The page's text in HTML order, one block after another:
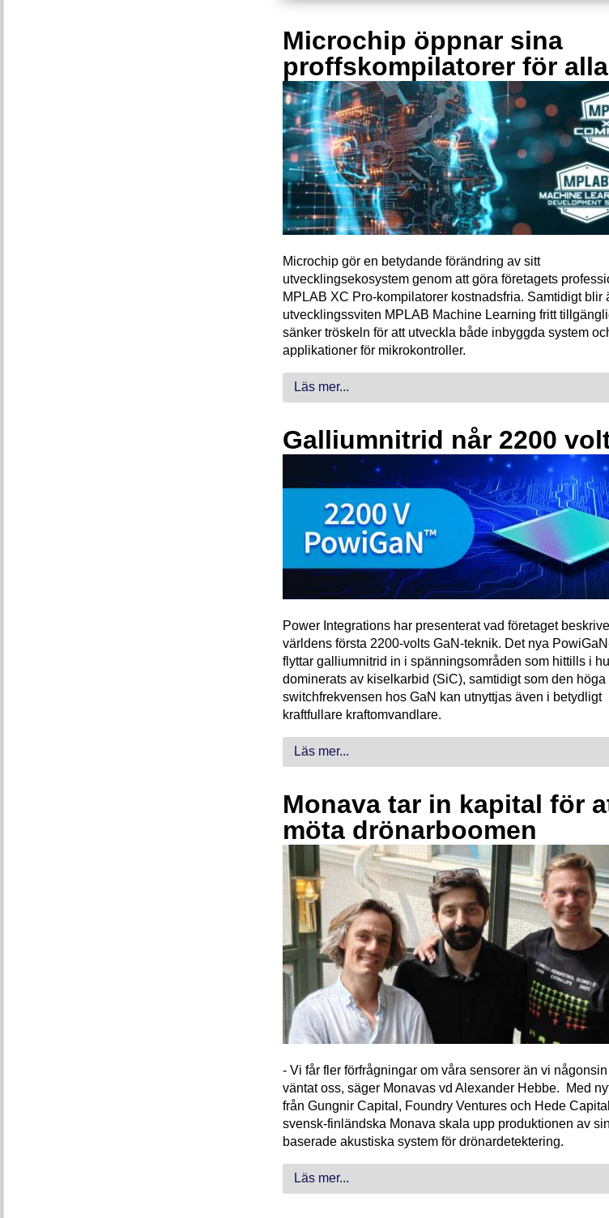
Microchip öppnar sina
proffskompilatorer för alla
Microchip gör en betydande förändring av sitt
utvecklingsekosystem genom att göra företagets
MPLAB XC Pro-kompilatorer kostnadsfria. Samtidigt blir
utvecklingssviten MPLAB Machine Learning fritt
sänker tröskeln för att utveckla både inbyggda system
applikationer för mikrokontroller.
Läs mer...
Galliumnitrid når 2200
Power Integrations har presenterat vad företaget
världens första 2200-volts GaN-teknik. Det nya
flyttar galliumnitrid in i spänningsområden som hittills i
dominerats av kiselkarbid (SiC), samtidigt som den höga
switchfrekvensen hos GaN kan utnyttjas även i betydligt
kraftfullare kraftomvandlare.
Läs mer...
Monava tar in kapital för
möta drönarboomen
- Vi får fler förfrågningar om våra sensorer än vi
väntat oss, säger Monavas vd Alexander Hebbe. Med
från Gungnir Capital, Foundry Ventures och Hede
svensk-finländska Monava skala upp produktionen av
baserade akustiska system för drönardetektering.
Läs mer...